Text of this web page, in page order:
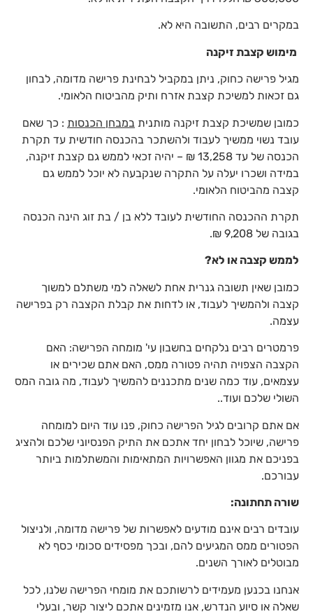
במקרים רבים, התשובה היא לא.
מימוש קצבת זיקנה
מגיל פרישה כחוק, ניתן במקביל לבחינת פרישה מדומה, לבחון
גם זכאות למשיכת קצבת אזרח ותיק מהביטוח הלאומי.
כמובן שמשיכת קצבת זיקנה מותנית במבחן הכנסות : כך שאם
עובד נשוי ממשיך לעבוד ולהשתכר בהכנסה חודשית עד תקרת
הכנסה של עד 13,258 ₪ – יהיה זכאי לממש גם קצבת זיקנה,
במידה ושכרו יעלה על התקרה שנקבעה לא יוכל לממש גם
קצבה מהביטוח הלאומי.
תקרת ההכנסה החודשית לעובד ללא בן / בת זוג הינה הכנסה
בגובה של 9,208 ₪.
לממש קצבה או לא?
כמובן שאין תשובה גנרית אחת לשאלה למי משתלם למשוך
קצבה ולהמשיך לעבוד, או לדחות את קבלת הקצבה רק בפרישה
עצמה.
פרמטרים רבים נלקחים בחשבון עי' מומחה הפרישה: האם
הקצבה הצפויה תהיה פטורה ממס, האם אתם שכירים או
עצמאים, עוד כמה שנים מתכננים להמשיך לעבוד, מה גובה המס
השולי שלכם ועוד..
אם אתם קרובים לגיל הפרישה כחוק, פנו עוד היום למומחה
פרישה, שיוכל לבחון יחד אתכם את התיק הפנסיוני שלכם ולהציג
בפניכם את מגוון האפשרויות המתאימות והמשתלמות ביותר
עבורכם.
שורה תחתונה:
עובדים רבים אינם מודעים לאפשרות של פרישה מדומה, ולניצול
הפטורים ממס המגיעים להם, ובכך מפסידים סכומי כסף לא
מבוטלים לאורך השנים.
אנחנו בכנען מעמידים לרשותכם את מומחי הפרישה שלנו, לכל
שאלה או סיוע הנדרש, אנו מזמינים אתכם ליצור קשר, ובעלי